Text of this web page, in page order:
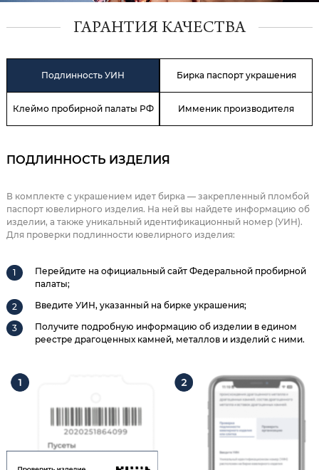
ГАРАНТИЯ КАЧЕСТВА
Подлинность УИН Бирка паспорт украшения
Клеймо пробирной палаты РФ Имменик производителя
ПОДЛИННОСТЬ ИЗДЕЛИЯ
В комплекте с украшением идет бирка — закрепленный пломбой
паспорт ювелирного изделия. На ней вы найдете информацию об
изделии, а также уникальный идентификационный номер (УИН).
Для проверки подлинности ювелирного изделия:
Перейдите на официальный сайт Федеральной пробирной
палаты;
Введите УИН, указанный на бирке украшения;
Получите подробную информацию об изделии в едином
реестре драгоценных камней, металлов и изделий с ними.